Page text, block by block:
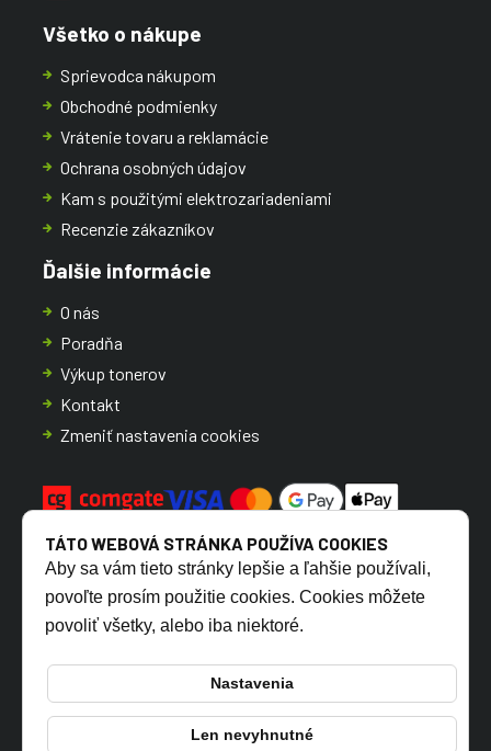
Všetko o nákupe
Sprievodca nákupom
Obchodné podmienky
Vrátenie tovaru a reklamácie
Ochrana osobných údajov
Kam s použitými elektrozariadeniami
Recenzie zákazníkov
Ďalšie informácie
O nás
Poradňa
Výkup tonerov
Kontakt
Zmeniť nastavenia cookies
CZ SK
TÁTO WEBOVÁ STRÁNKA POUŽÍVA COOKIES
Aby sa vám tieto stránky lepšie a ľahšie používali,
povoľte prosím použitie cookies. Cookies môžete
povoliť všetky, alebo iba niektoré.
Nastavenia
Len nevyhnutné